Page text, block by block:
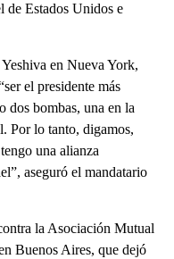
de Estados Unidos e
en Nueva York,
el presidente más
dos bombas, una en la
Por lo tanto, digamos,
una alianza
aseguró el mandatario
la Asociación Mutual
Buenos Aires, que dejó